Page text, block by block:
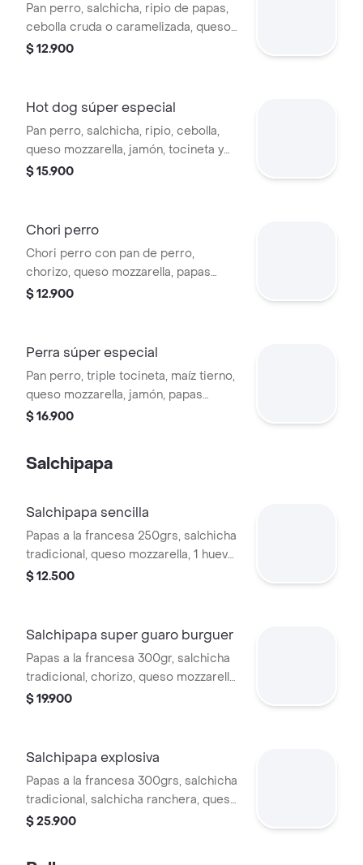
Pan perro, salchicha, ripio de papas,
cebolla cruda o caramelizada, queso
mozzarella, y salsas a elección.
$ 12.900
Hot dog súper especial
Pan perro, salchicha, ripio, cebolla,
queso mozzarella, jamón, tocineta y
salsas.
$ 15.900
Chori perro
Chori perro con pan de perro,
chorizo, queso mozzarella, papas
fósforo, cebolla y salsas.
$ 12.900
Perra súper especial
Pan perro, triple tocineta, maíz tierno,
queso mozzarella, jamón, papas
fósforo, salsas variadas.
$ 16.900
Salchipapa
Salchipapa sencilla
Papas a la francesa 250grs, salchicha
tradicional, queso mozzarella, 1 huevo
de codorniz y salsas.
$ 12.500
Salchipapa super guaro burguer
Papas a la francesa 300gr, salchicha
tradicional, chorizo, queso mozzarella,
tocineta, 2 huevos de codorniz, maiz
$ 19.900
Salchipapa explosiva
Papas a la francesa 300grs, salchicha
tradicional, salchicha ranchera, queso
mozzarella, tocineta, 2 huevos de
$ 25.900